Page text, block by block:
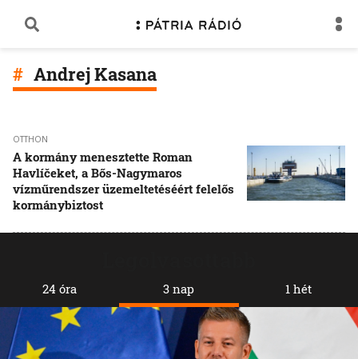
Andrej Kasana
OTTHON
A kormány menesztette Roman
Havlíčeket, a Bős-Nagymaros
vízműrendszer üzemeltetéséért felelős
kormánybiztost
24 óra 3 nap 1 hét